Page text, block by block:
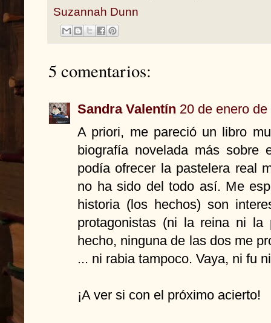
Suzannah Dunn
5 comentarios:
Sandra Valentín 20 de enero
A priori, me pareció un libro
biografía novelada más sobre
podía ofrecer la pastelera real
no ha sido del todo así. Me
historia (los hechos) son
protagonistas (ni la reina ni
hecho, ninguna de las dos me
... ni rabia tampoco. Vaya, ni fu
¡A ver si con el próximo acierto!